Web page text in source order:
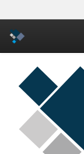
Skip
navigation